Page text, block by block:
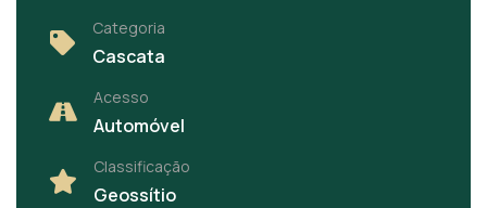
Categoria
Cascata
Acesso
Automóvel
Classificação
Geossítio